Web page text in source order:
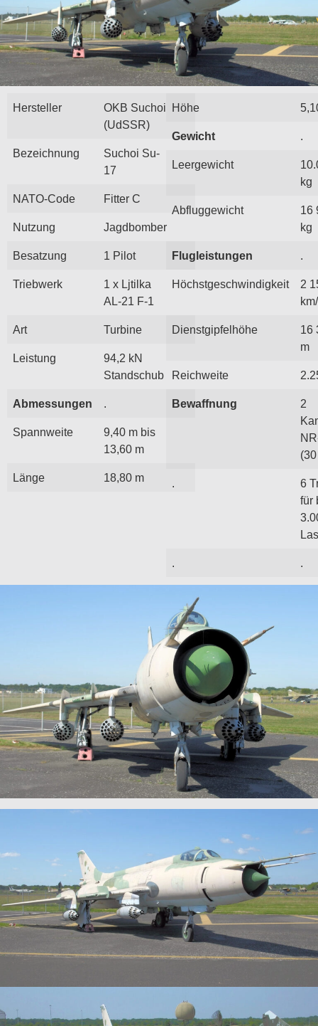
Hersteller
OKB Suchoi
(UdSSR)
Bezeichnung
Suchoi Su-
17
NATO-Code Fitter C
Nutzung Jagdbomber
Besatzung 1 Pilot
Triebwerk
1 x Ljtilka
AL-21 F-1
Art Turbine
Leistung
94,2 kN
Standschub
Abmessungen .
Spannweite
9,40 m bis
13,60 m
Länge 18,80 m
Höhe
Gewicht .
Leergewicht
kg
Abfluggewicht
16
kg
Flugleistungen .
Höchstgeschwindigkeit
2
Dienstgipfelhöhe
16
m
Reichweite
Bewaffnung
2
.
6
für
. .